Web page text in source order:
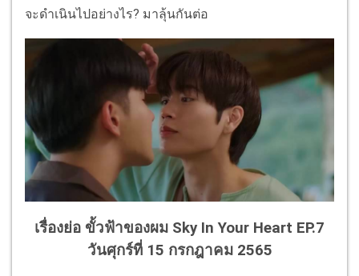
จะดำเนินไปอย่างไร? มาลุ้นกันต่อ
เรื่องย่อ ขั้วฟ้าของผม Sky In Your Heart EP.7
วันศุกร์ที่ 15 กรกฎาคม 2565